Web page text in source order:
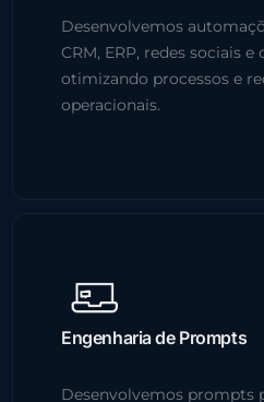
Desenvolvemos
CRM, ERP, redes sociais
otimizando processos e
operacionais.
Engenharia de Prompts
Desenvolvemos prompts